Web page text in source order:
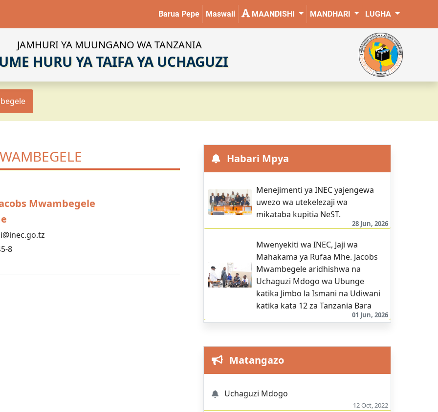
LUGHA
MANDHARI
MAANDISHI
Maswali
Barua Pepe
JAMHURI YA MUUNGANO WA TANZANIA
HURU YA TAIFA YA UCHAGUZI
Mwambegele
8
Habari Mpya
Menejimenti ya INEC yajengewa
uwezo wa utekelezaji wa
mikataba kupitia NeST.
28 Jun, 2026
Mwenyekiti wa INEC, Jaji wa
Mahakama ya Rufaa Mhe. Jacobs
Mwambegele aridhishwa na
Uchaguzi Mdogo wa Ubunge
katika Jimbo la Ismani na Udiwani
katika kata 12 za Tanzania Bara
01 Jun, 2026
Matangazo
Uchaguzi Mdogo
12 Oct, 2022